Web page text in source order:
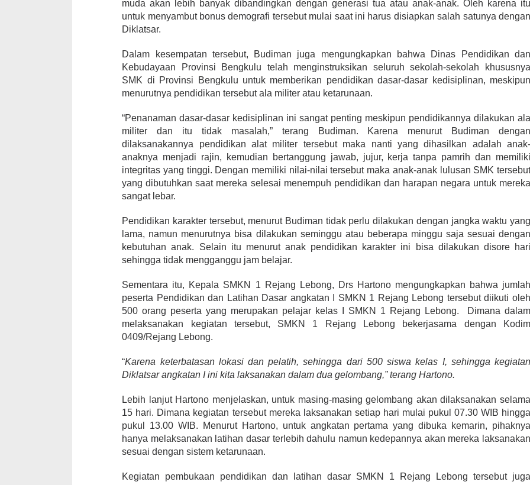
muda akan lebih banyak dibandingkan dengan generasi tua atau anak-anak. Oleh karena itu
untuk menyambut bonus demografi tersebut mulai saat ini harus disiapkan salah satunya dengan
Diklatsar.
Dalam kesempatan tersebut, Budiman juga mengungkapkan bahwa Dinas Pendidikan dan
Kebudayaan Provinsi Bengkulu telah menginstruksikan seluruh sekolah-sekolah khususnya
SMK di Provinsi Bengkulu untuk memberikan pendidikan dasar-dasar kedisiplinan, meskipun
menurutnya pendidikan tersebut ala militer atau ketarunaan.
“Penanaman dasar-dasar kedisiplinan ini sangat penting meskipun pendidikannya dilakukan ala
militer dan itu tidak masalah,” terang Budiman. Karena menurut Budiman dengan
dilaksanakannya pendidikan alat militer tersebut maka nanti yang dihasilkan adalah anak-
anaknya menjadi rajin, kemudian bertanggung jawab, jujur, kerja tanpa pamrih dan memiliki
integritas yang tinggi. Dengan memiliki nilai-nilai tersebut maka anak-anak lulusan SMK tersebut
yang dibutuhkan saat mereka selesai menempuh pendidikan dan harapan negara untuk mereka
sangat lebar.
Pendidikan karakter tersebut, menurut Budiman tidak perlu dilakukan dengan jangka waktu yang
lama, namun menurutnya bisa dilakukan seminggu atau beberapa minggu saja sesuai dengan
kebutuhan anak. Selain itu menurut anak pendidikan karakter ini bisa dilakukan disore hari
sehingga tidak mengganggu jam belajar.
Sementara itu, Kepala SMKN 1 Rejang Lebong, Drs Hartono mengungkapkan bahwa jumlah
peserta Pendidikan dan Latihan Dasar angkatan I SMKN 1 Rejang Lebong tersebut diikuti oleh
500 orang peserta yang merupakan pelajar kelas I SMKN 1 Rejang Lebong. Dimana dalam
melaksanakan kegiatan tersebut, SMKN 1 Rejang Lebong bekerjasama dengan Kodim
0409/Rejang Lebong.
“Karena keterbatasan lokasi dan pelatih, sehingga dari 500 siswa kelas I, sehingga kegiatan
Diklatsar angkatan I ini kita laksanakan dalam dua gelombang,” terang Hartono.
Lebih lanjut Hartono menjelaskan, untuk masing-masing gelombang akan dilaksanakan selama
15 hari. Dimana kegiatan tersebut mereka laksanakan setiap hari mulai pukul 07.30 WIB hingga
pukul 13.00 WIB. Menurut Hartono, untuk angkatan pertama yang dibuka kemarin, pihaknya
hanya melaksanakan latihan dasar terlebih dahulu namun kedepannya akan mereka laksanakan
sesuai dengan sistem ketarunaan.
Kegiatan pembukaan pendidikan dan latihan dasar SMKN 1 Rejang Lebong tersebut juga